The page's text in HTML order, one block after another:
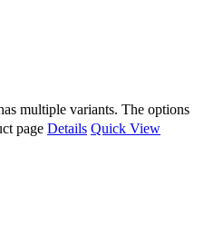
multiple variants. The options
page Details Quick View